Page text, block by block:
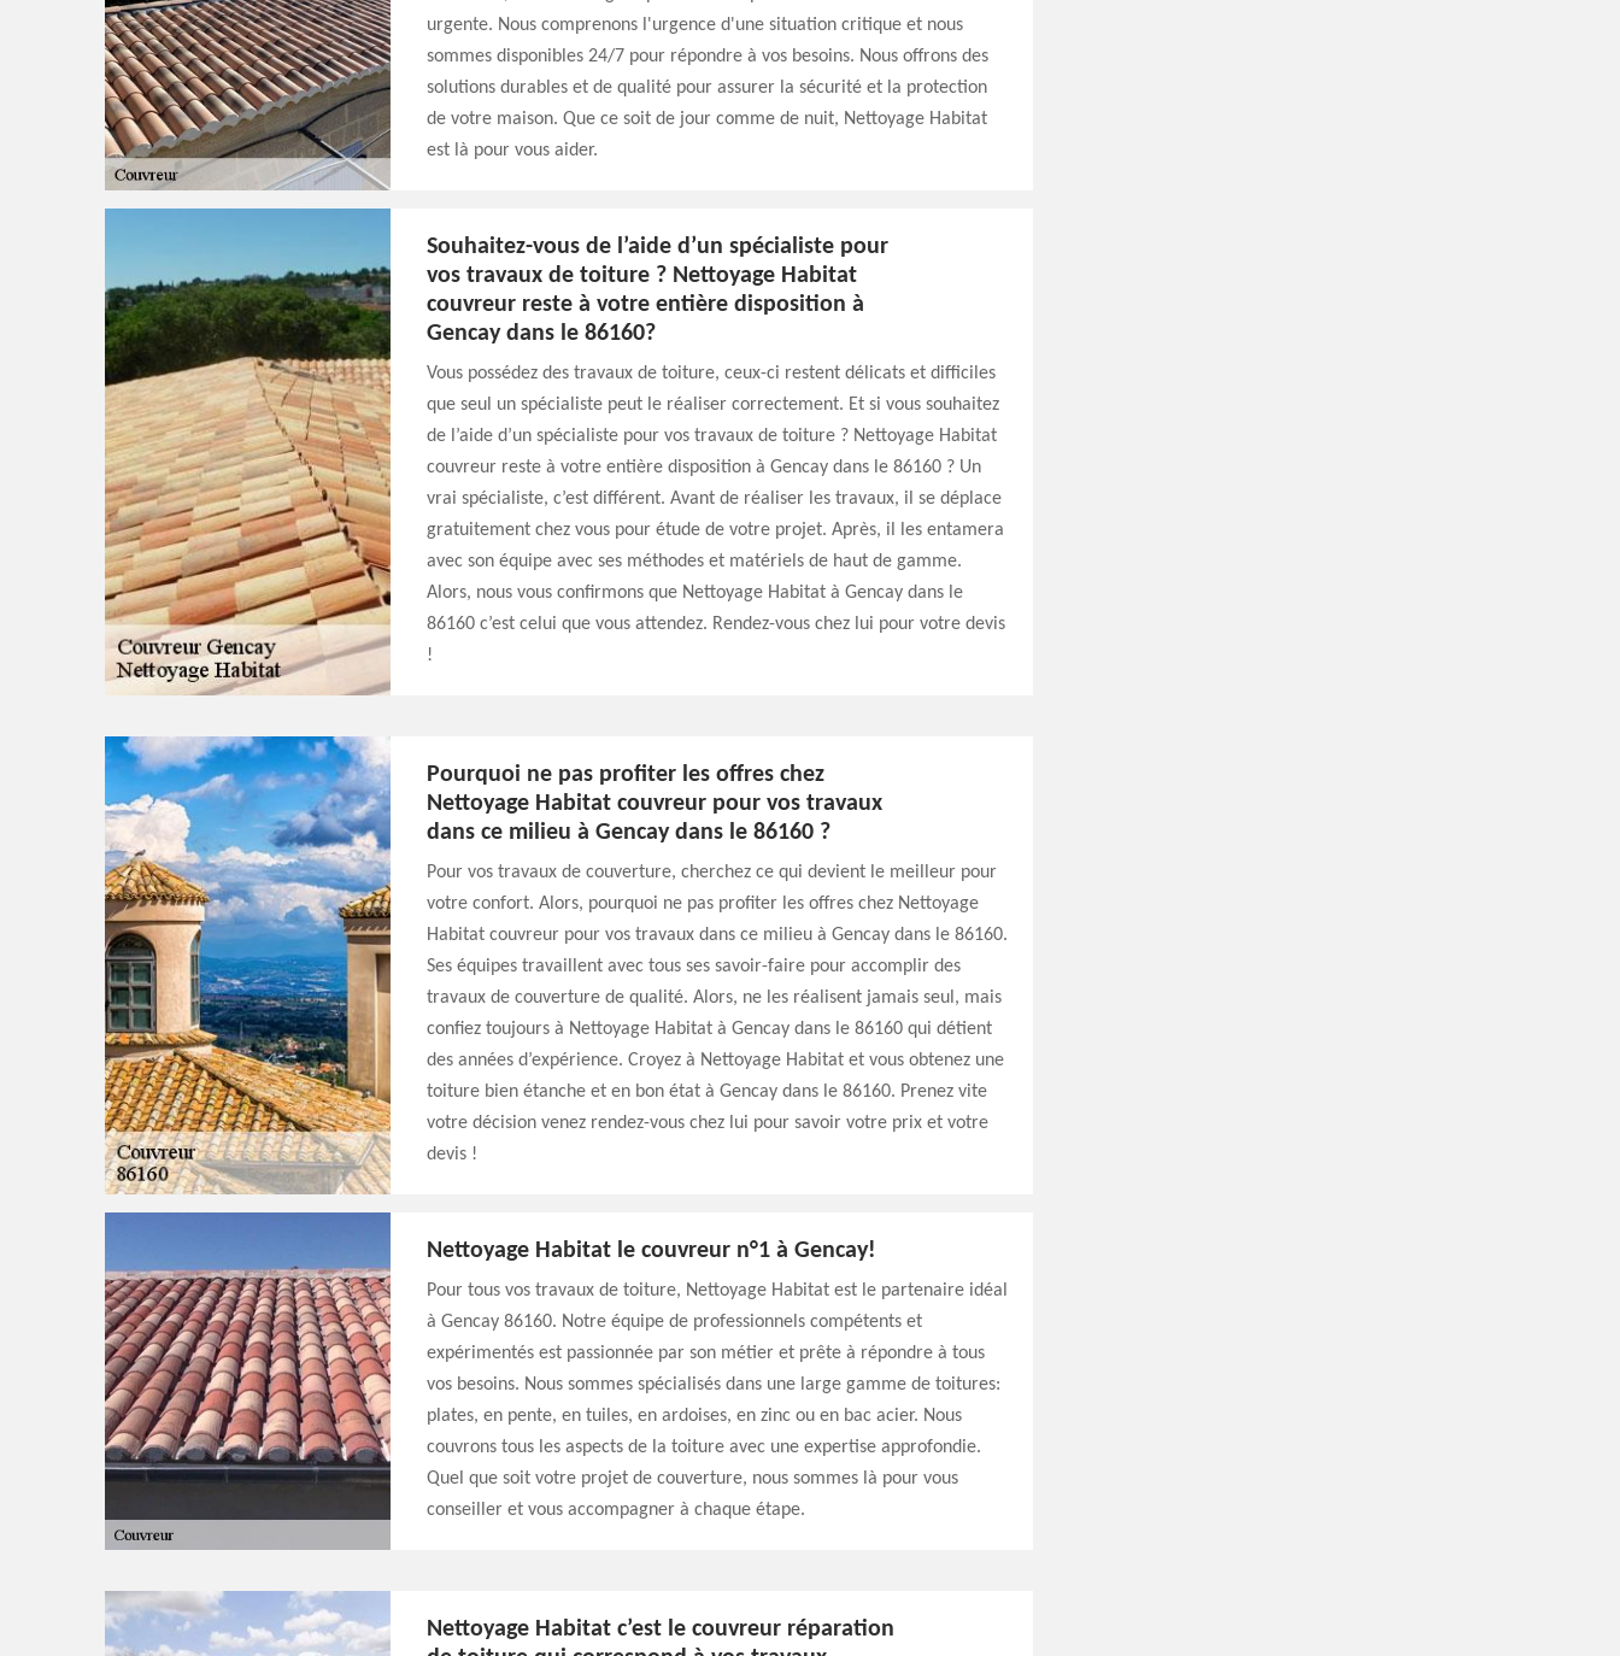
urgente. Nous comprenons l'urgence d'une situation critique et nous
sommes disponibles 24/7 pour répondre à vos besoins. Nous offrons des
solutions durables et de qualité pour assurer la sécurité et la protection
de votre maison. Que ce soit de jour comme de nuit, Nettoyage Habitat
est là pour vous aider.
Souhaitez-vous de l’aide d’un spécialiste pour
vos travaux de toiture ? Nettoyage Habitat
couvreur reste à votre entière disposition à
Gencay dans le 86160?
Vous possédez des travaux de toiture, ceux-ci restent délicats et difficiles
que seul un spécialiste peut le réaliser correctement. Et si vous souhaitez
de l’aide d’un spécialiste pour vos travaux de toiture ? Nettoyage Habitat
couvreur reste à votre entière disposition à Gencay dans le 86160 ? Un
vrai spécialiste, c’est différent. Avant de réaliser les travaux, il se déplace
gratuitement chez vous pour étude de votre projet. Après, il les entamera
avec son équipe avec ses méthodes et matériels de haut de gamme.
Alors, nous vous confirmons que Nettoyage Habitat à Gencay dans le
86160 c’est celui que vous attendez. Rendez-vous chez lui pour votre devis
!
Pourquoi ne pas profiter les offres chez
Nettoyage Habitat couvreur pour vos travaux
dans ce milieu à Gencay dans le 86160 ?
Pour vos travaux de couverture, cherchez ce qui devient le meilleur pour
votre confort. Alors, pourquoi ne pas profiter les offres chez Nettoyage
Habitat couvreur pour vos travaux dans ce milieu à Gencay dans le 86160.
Ses équipes travaillent avec tous ses savoir-faire pour accomplir des
travaux de couverture de qualité. Alors, ne les réalisent jamais seul, mais
confiez toujours à Nettoyage Habitat à Gencay dans le 86160 qui détient
des années d’expérience. Croyez à Nettoyage Habitat et vous obtenez une
toiture bien étanche et en bon état à Gencay dans le 86160. Prenez vite
votre décision venez rendez-vous chez lui pour savoir votre prix et votre
devis !
Nettoyage Habitat le couvreur n°1 à Gencay!
Pour tous vos travaux de toiture, Nettoyage Habitat est le partenaire idéal
à Gencay 86160. Notre équipe de professionnels compétents et
expérimentés est passionnée par son métier et prête à répondre à tous
vos besoins. Nous sommes spécialisés dans une large gamme de toitures:
plates, en pente, en tuiles, en ardoises, en zinc ou en bac acier. Nous
couvrons tous les aspects de la toiture avec une expertise approfondie.
Quel que soit votre projet de couverture, nous sommes là pour vous
conseiller et vous accompagner à chaque étape.
Nettoyage Habitat c’est le couvreur réparation